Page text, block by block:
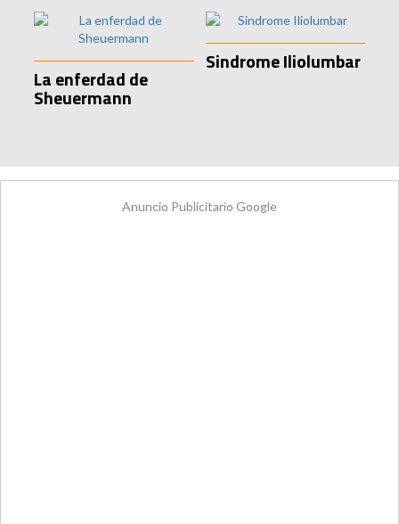
La enferdad de
Sheuermann
Sindrome Iliolumbar
Anuncio Publicitario Google